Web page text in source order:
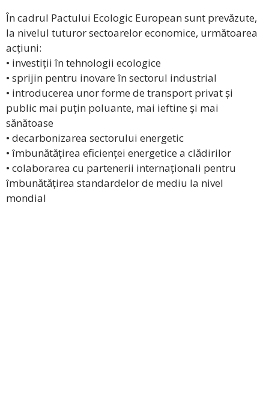
În cadrul Pactului Ecologic European sunt prevăzute,
la nivelul tuturor sectoarelor economice, următoarea
acțiuni:
• investiții în tehnologii ecologice
• sprijin pentru inovare în sectorul industrial
• introducerea unor forme de transport privat și
public mai puțin poluante, mai ieftine și mai
sănătoase
• decarbonizarea sectorului energetic
• îmbunătățirea eficienței energetice a clădirilor
• colaborarea cu partenerii internaționali pentru
îmbunătățirea standardelor de mediu la nivel
mondial